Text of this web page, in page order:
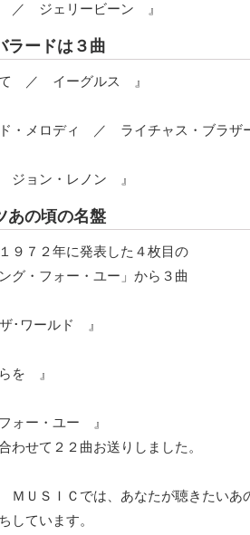
／ ジェリービーン 』
ラードは３曲
て ／ イーグルス 』
・メロディ ／ ライチャス・ブラ
ョン・レノン 』
あの頃の名盤
９７２年に発表した４枚目の
グ・フォー・ユー」から３曲
･ワールド 』
を 』
ォー・ユー 』
わせて２２曲お送りしました。
ＭＵＳＩＣでは、あなたが聴きたいあ
しています。